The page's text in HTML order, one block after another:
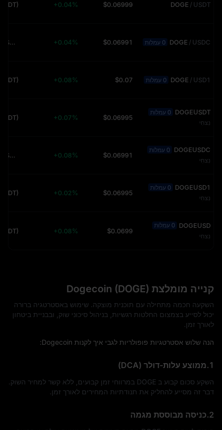
/ USDT
DOGE
$0.06999
+0.04%
/ USDC
DOGE 0 עמלות $0.06991
+0.04%
490.10K (USDT)
/ USD1
DOGE 0 עמלות $0.07
+0.08%
DOGEUSDT 0 עמלות
נִצחִי
$0.06995
+0.07%
DOGEUSDC 0 עמלות
נִצחִי
$0.06991
+0.08%
212.05K (USDT)
DOGEUSD1 0 עמלות
נִצחִי
$0.06995
+0.02%
DOGEUSD 0 עמלות
נִצחִי
$0.0699
+0.08%
קנייה מומלצת Dogecoin (DOGE)
השקעה חכמה מתחילה עם תוכנית מוצקה. שימוש באסטרטגיה ברורה
יכול לסייע בצמצום החלטות רגשיות, בניהול סיכוני שוק, ובבניית ביטחון
לאורך זמן.
הנה שלוש אסטרטגיות פופולריות לגבי איך לקנות Dogecoin:
1.ממוצע עלות-דולר (DCA)
השקע סכום קבוע ב DOGE במרווחי זמן קבועים, ללא קשר למחיר השוק.
דבר זה מסייע להחליק את תנודתיות המחירים לאורך זמן.
2.כניסה מבוססת מגמה